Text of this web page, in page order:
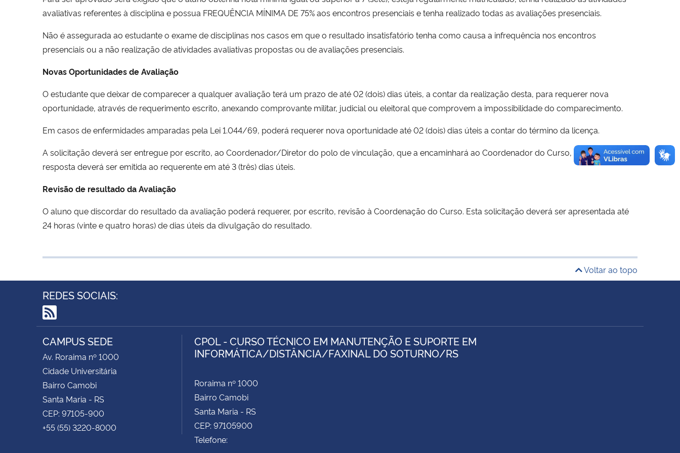
avaliativas referentes à disciplina e possua FREQUÊNCIA MÍNIMA DE 75% aos encontros presenciais e tenha realizado todas as avaliações presenciais.
Não é assegurada ao estudante o exame de disciplinas nos casos em que o resultado insatisfatório tenha como causa a infrequência nos encontros
presenciais ou a não realização de atividades avaliativas propostas ou de avaliações presenciais.
Novas Oportunidades de Avaliação
O estudante que deixar de comparecer a qualquer avaliação terá um prazo de até 02 (dois) dias úteis, a contar da realização desta, para requerer nova
oportunidade, através de requerimento escrito, anexando comprovante militar, judicial ou eleitoral que comprovem a impossibilidade do comparecimento.
Em casos de enfermidades amparadas pela Lei 1.044/69, poderá requerer nova oportunidade até 02 (dois) dias úteis a contar do término da licença.
A solicitação deverá ser entregue por escrito, ao Coordenador/Diretor do polo de vinculação, que a encaminhará ao Coordenador do Curso, na UFSM. A
resposta deverá ser emitida ao requerente em até 3 (três) dias úteis.
Revisão de resultado da Avaliação
O aluno que discordar do resultado da avaliação poderá requerer, por escrito, revisão à Coordenação do Curso. Esta solicitação deverá ser apresentada até
24 horas (vinte e quatro horas) de dias úteis da divulgação do resultado.
Voltar ao topo
REDES SOCIAIS:
RSS
CAMPUS SEDE
Av. Roraima nº 1000
Cidade Universitária
Bairro Camobi
Santa Maria - RS
CEP: 97105-900
+55 (55) 3220-8000
CPOL - CURSO TÉCNICO EM MANUTENÇÃO E SUPORTE EM
INFORMÁTICA/DISTÂNCIA/FAXINAL DO SOTURNO/RS
Roraima nº 1000
Bairro Camobi
Santa Maria - RS
CEP: 97105900
Telefone: